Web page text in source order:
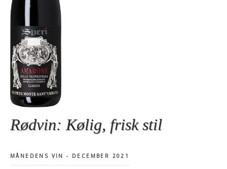
Rødvin: Kølig, frisk stil
MÅNEDENS VIN - DECEMBER 2021